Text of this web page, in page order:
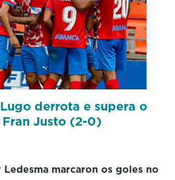
derrota e supera o
Justo (2-0)
marcaron os goles no